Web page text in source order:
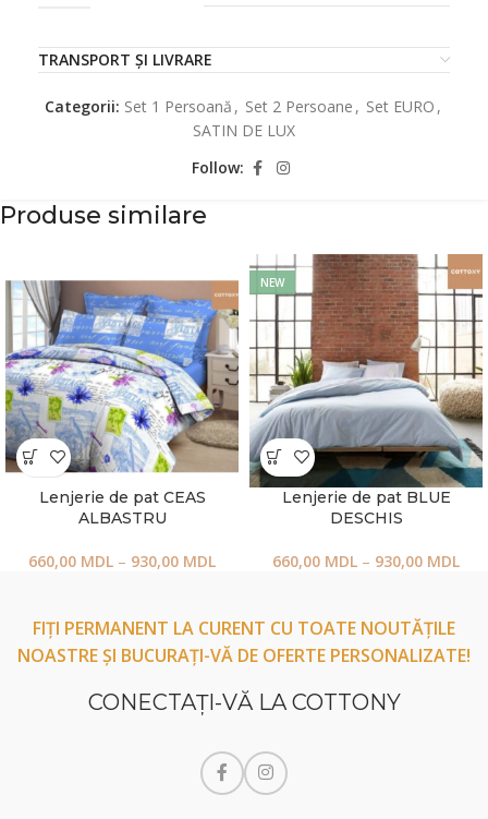
TRANSPORT ȘI LIVRARE
Categorii: Set 1 Persoană , Set 2 Persoane , Set EURO ,
SATIN DE LUX
Follow:
Produse similare
Lenjerie de pat CEAS
ALBASTRU
660,00 MDL – 930,00 MDL
NEW
Lenjerie de pat BLUE
DESCHIS
660,00 MDL – 930,00 MDL
FIȚI PERMANENT LA CURENT CU TOATE NOUTĂȚILE
NOASTRE ȘI BUCURAȚI-VĂ DE OFERTE PERSONALIZATE!
CONECTAŢI-VĂ LA COTTONY